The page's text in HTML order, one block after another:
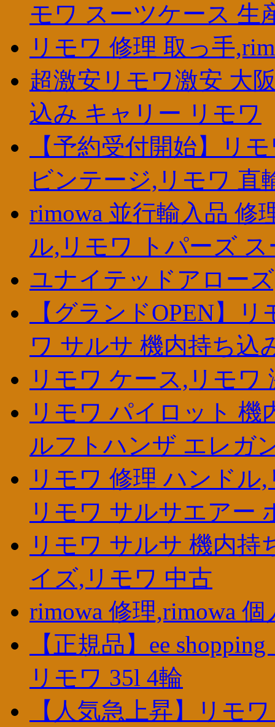
モワ スーツケース 生
リモワ 修理 取っ手
超激安リモワ激安 大
込み キャリー リモワ
【予約受付開始】リ
ビンテージ,リモワ 直
rimowa 並行輸入品 修
ル,リモワ トパーズ
ユナイテッドアロー
【グランドOPEN】
ワ サルサ 機内持ち込
リモワ ケース,リモワ
リモワ パイロット 機
ルフトハンザ エレガ
リモワ 修理 ハンド
リモワ サルサエアー
リモワ サルサ 機内持
イズ,リモワ 中古
rimowa 修理,rimowa
【正規品】ee
リモワ 35l 4輪
【人気急上昇】リモ